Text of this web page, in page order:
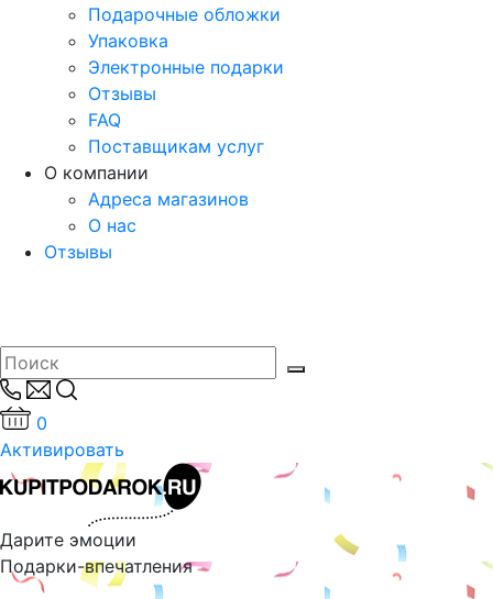
Подарочные обложки
Упаковка
Электронные подарки
Отзывы
FAQ
Поставщикам услуг
О компании
Адреса магазинов
О нас
Отзывы
0
Активировать
Дарите эмоции
Подарки-впечатления